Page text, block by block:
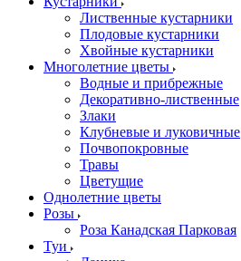
Лиственные кустарники
Плодовые кустарники
Хвойные кустарники
Многолетние цветы
Водные и прибрежные
Декоративно-лиственные
Злаки
Клубневые и луковичные
Почвопокровные
Травы
Цветущие
Однолетние цветы
Розы
Роза Канадская Парковая
Туи